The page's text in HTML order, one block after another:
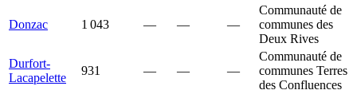
Donzac 1 043 — — —
Communauté de
communes des
Deux Rives
Durfort-
Lacapelette
931 — — —
Communauté de
communes Terres
des Confluences